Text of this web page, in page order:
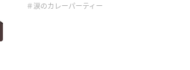
＃涙のカレーパーティー